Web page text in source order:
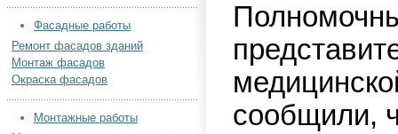
Фасадные работы
Ремонт фасадов зданий
Монтаж фасадов
Окраска фасадов
Монтажные работы
сообщили,